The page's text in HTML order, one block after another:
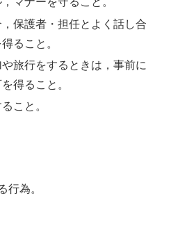
保護者・担任とよく話し合
ること。
旅行をするときは，事前に
得ること。
こと。
行為。